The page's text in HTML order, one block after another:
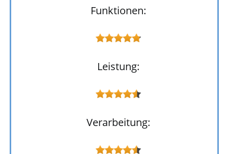
Funktionen:
Leistung:
Verarbeitung: